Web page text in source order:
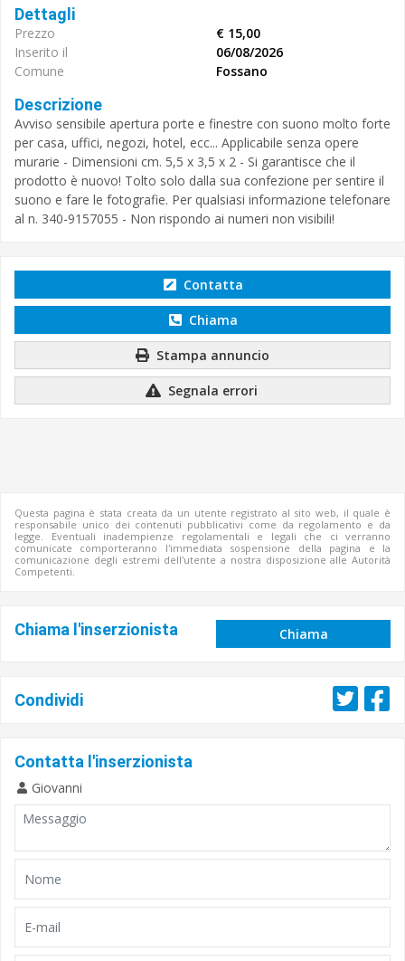
Dettagli
Prezzo
€ 15,00
Inserito il
06/08/2026
Comune
Fossano
Descrizione
Avviso sensibile apertura porte e finestre con suono molto forte
per casa, uffici, negozi, hotel, ecc... Applicabile senza opere
murarie - Dimensioni cm. 5,5 x 3,5 x 2 - Si garantisce che il
prodotto è nuovo! Tolto solo dalla sua confezione per sentire il
suono e fare le fotografie. Per qualsiasi informazione telefonare
al n. 340-9157055 - Non rispondo ai numeri non visibili!
Contatta
Chiama
Stampa annuncio
Segnala errori
Questa pagina è stata creata da un utente registrato al sito web, il quale è
responsabile unico dei contenuti pubblicativi come da regolamento e da
legge. Eventuali inadempienze regolamentali e legali che ci verranno
comunicate comporteranno l'immediata sospensione della pagina e la
comunicazione degli estremi dell'utente a nostra disposizione alle Autorità
Competenti.
Chiama l'inserzionista Chiama
Condividi
Contatta l'inserzionista
Giovanni